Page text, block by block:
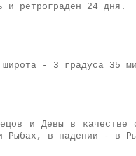
и ретрограден 24 дня.
широта - 3 градуса 35
и Девы в
Рыбах, в падении - в